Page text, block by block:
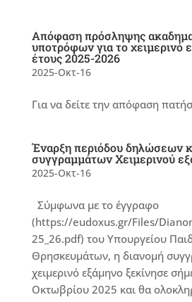
Απόφαση πρόσληψης
υποτρόφων για το χειμερινό
έτους 2025-2026
2025-Οκτ-16
Για να δείτε την απόφαση
Έναρξη περιόδου δηλώσεων
συγγραμμάτων Χειμερινού
2025-Οκτ-16
Σύμφωνα με το έγγραφο
(https://eudoxus.gr/Files/
25_26.pdf) του Υπουργείου
Θρησκευμάτων, η διανομή
χειμερινό εξάμηνο ξεκίνησε
Οκτωβρίου 2025 και θα